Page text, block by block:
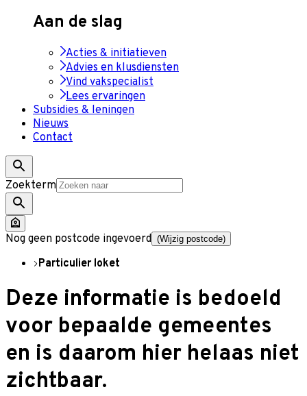
Aan de slag
Acties & initiatieven
Advies en klusdiensten
Vind vakspecialist
Lees ervaringen
Subsidies & leningen
Nieuws
Contact
Zoekterm
Nog geen postcode ingevoerd (Wijzig postcode)
Particulier loket
Deze informatie is bedoeld
voor bepaalde gemeentes
en is daarom hier helaas niet
zichtbaar.